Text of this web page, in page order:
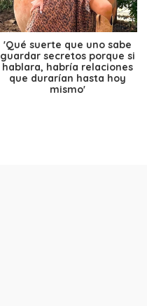
'Qué suerte que uno sabe
guardar secretos porque si
hablara, habría relaciones
que durarían hasta hoy
mismo'